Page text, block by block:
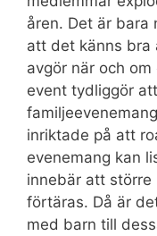
åren. Det är bara
att det känns bra
avgör när och
event tydliggör
inriktade på att
evenemang kan
innebär att
förtäras. Då är
med barn till